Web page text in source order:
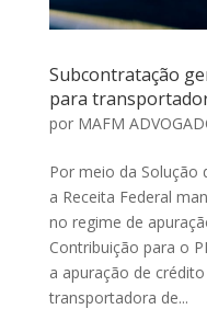
Subcontratação
para
por MAFM
Por meio da Solução
a Receita Federal
no regime de
Contribuição para o
a apuração de
transportadora de...